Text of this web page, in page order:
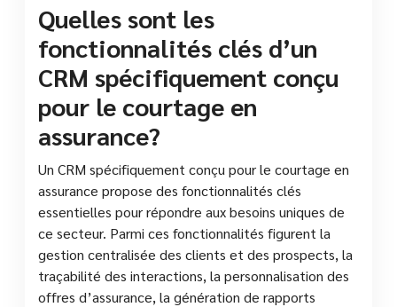
Quelles sont les
fonctionnalités clés d’un
CRM spécifiquement conçu
pour le courtage en
assurance?
Un CRM spécifiquement conçu pour le courtage en
assurance propose des fonctionnalités clés
essentielles pour répondre aux besoins uniques de
ce secteur. Parmi ces fonctionnalités figurent la
gestion centralisée des clients et des prospects, la
traçabilité des interactions, la personnalisation des
offres d’assurance, la génération de rapports